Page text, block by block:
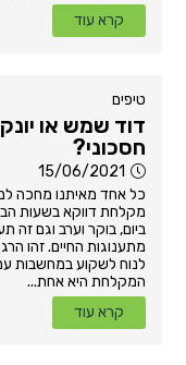
קרא עוד
טיפים
דוד שמש או
חסכוני?
15/06/2021
כל אחד מאיתנו מחכה
מקלחת דווקא בשעות
ביום, בוקר וערב וגם זה
מתענוגות החיים. זהו
לנוח לשקוע במחשבות
המקלחת היא אחת...
קרא עוד